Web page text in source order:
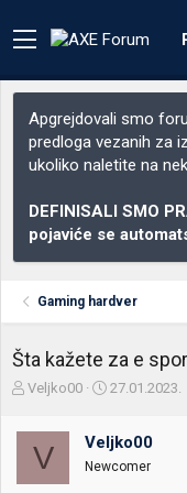
Apgrejdovali smo
predloga vezanih za
ukoliko naletite na
DEFINISALI SMO
pojaviće se
Gaming hardver
Šta kažete za e
Z
e
n
Veljko00
D
u
m
27.01.2023.
V Veljko00
Newcomer